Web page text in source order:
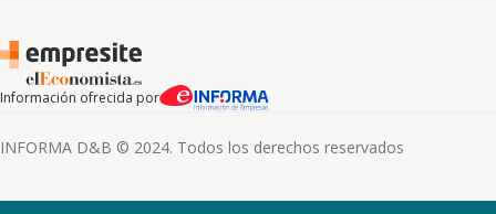
Información ofrecida por
INFORMA D&B © 2024. Todos los derechos reservados